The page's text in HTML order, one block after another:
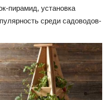
пирамид, установка
среди садоводов-